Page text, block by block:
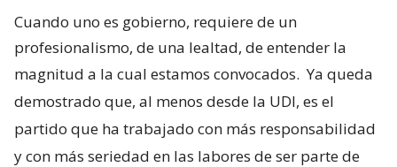
Cuando uno es gobierno, requiere de un
profesionalismo, de una lealtad, de entender la
magnitud a la cual estamos convocados. Ya queda
demostrado que, al menos desde la UDI, es el
partido que ha trabajado con más responsabilidad
y con más seriedad en las labores de ser parte de